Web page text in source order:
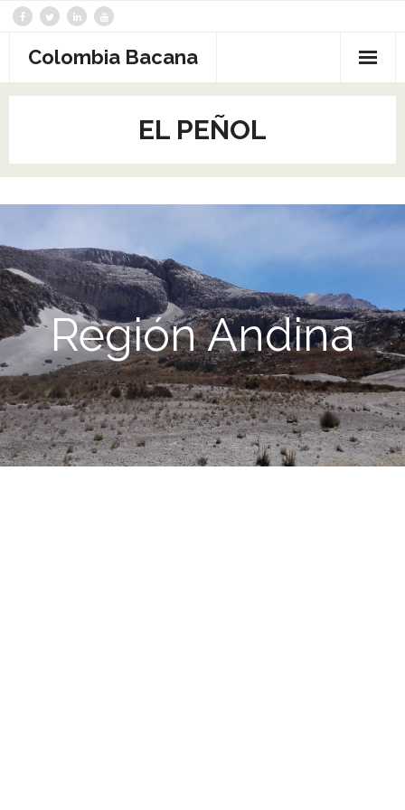
Saltar
contenidoColombia Bacana
EL PEÑOL
Región Andina